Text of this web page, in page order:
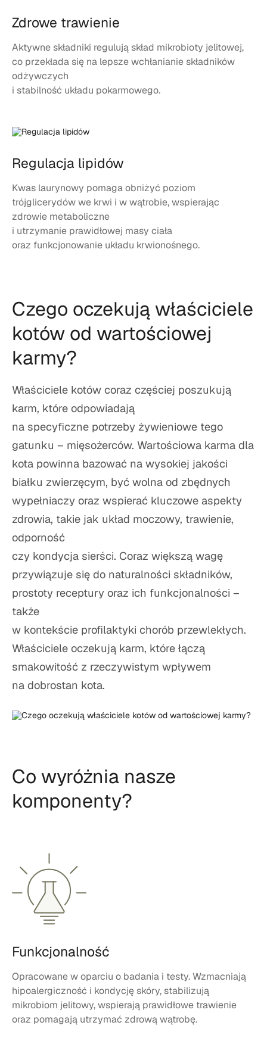
Zdrowe trawienie
Aktywne składniki regulują skład mikrobioty jelitowej,
co przekłada się na lepsze wchłanianie składników
odżywczych
i stabilność układu pokarmowego.
Regulacja lipidów
Kwas laurynowy pomaga obniżyć poziom
trójglicerydów we krwi i w wątrobie, wspierając
zdrowie metaboliczne
i utrzymanie prawidłowej masy ciała
oraz funkcjonowanie układu krwionośnego.
Czego oczekują właściciele
kotów od wartościowej
karmy?
Właściciele kotów coraz częściej poszukują
karm, które odpowiadają
na specyficzne potrzeby żywieniowe tego
gatunku – mięsożerców. Wartościowa karma dla
kota powinna bazować na wysokiej jakości
białku zwierzęcym, być wolna od zbędnych
wypełniaczy oraz wspierać kluczowe aspekty
zdrowia, takie jak układ moczowy, trawienie,
odporność
czy kondycja sierści. Coraz większą wagę
przywiązuje się do naturalności składników,
prostoty receptury oraz ich funkcjonalności –
także
w kontekście profilaktyki chorób przewlekłych.
Właściciele oczekują karm, które łączą
smakowitość z rzeczywistym wpływem
na dobrostan kota.
Co wyróżnia nasze
komponenty?
Funkcjonalność
Opracowane w oparciu o badania i testy. Wzmacniają
hipoalergiczność i kondycję skóry, stabilizują
mikrobiom jelitowy, wspierają prawidłowe trawienie
oraz pomagają utrzymać zdrową wątrobę.